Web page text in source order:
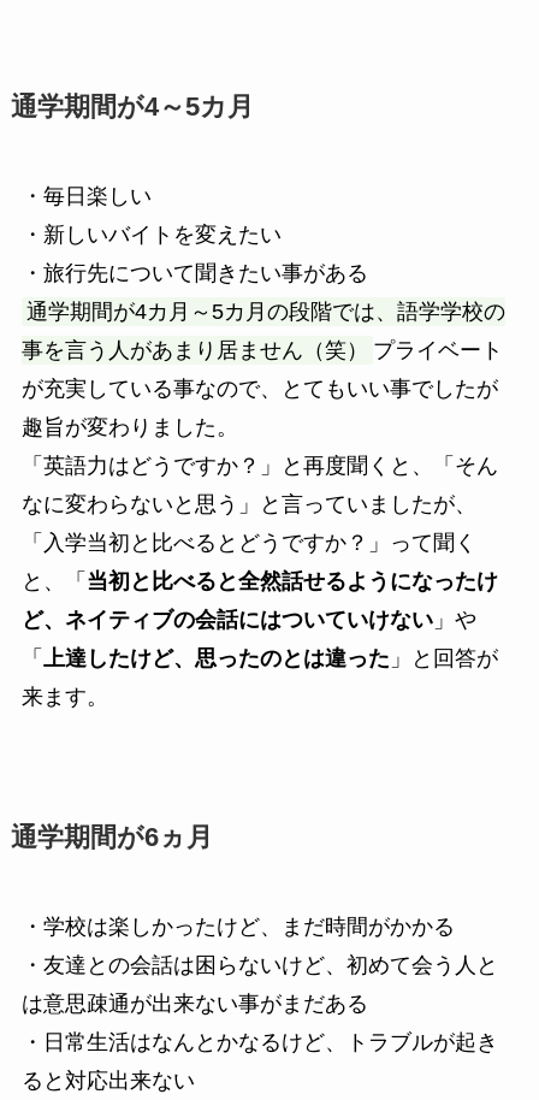
通学期間が4～5カ月
・毎日楽しい
・新しいバイトを変えたい
・旅行先について聞きたい事がある
通学期間が4カ月～5カ月の段階では、語学学校の
事を言う人があまり居ません（笑）
プライベート
が充実している事なので、とてもいい事でしたが
趣旨が変わりました。
「英語力はどうですか？」と再度聞くと、「そん
なに変わらないと思う」と言っていましたが、
「入学当初と比べるとどうですか？」って聞く
と、「 当初と比べると全然話せるようになったけ
ど、ネイティブの会話にはついていけない」や
「
上達したけど、思ったのとは違った 」と回答が
来ます。
通学期間が6ヵ月
・学校は楽しかったけど、まだ時間がかかる
・友達との会話は困らないけど、初めて会う人と
は意思疎通が出来ない事がまだある
・日常生活はなんとかなるけど、トラブルが起き
ると対応出来ない